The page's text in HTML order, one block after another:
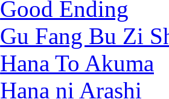
Good Ending
Gu Fang Bu Zi
Hana To Akuma
Hana ni Arashi